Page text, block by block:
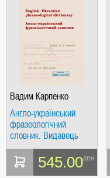
Вадим Карпенко
Англо-український
фразеологічний
словник. Видавець
Вадим Карпенко
545.00грн